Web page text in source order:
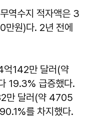
역수지 적자액은 3
원)다. 2년 전에
억142만 달러(약
19.3% 급증했다.
만 달러(약 4705
를 차지했다.